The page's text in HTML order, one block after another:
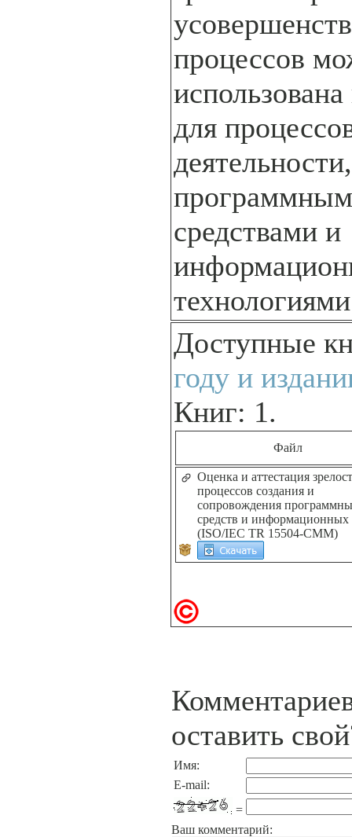
процессов
для
средствами и
Доступные
году и
Книг: 1.
Файл
Оценка и аттестация
процессов создания и
сопровождения
средств и информационных
(ISO/IEC TR 15504-СММ)
оставить
Имя:
E-mail:
=
Ваш комментарий: